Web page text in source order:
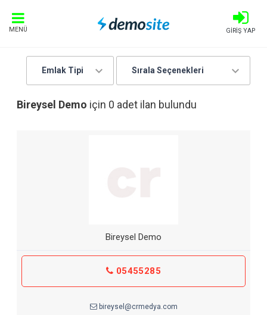
MENÜ GİRİŞ YAP
Emlak Tipi Sırala Seçenekleri
Bireysel Demo için 0 adet ilan bulundu
Bireysel Demo
05455285
bireysel@crmedya.com